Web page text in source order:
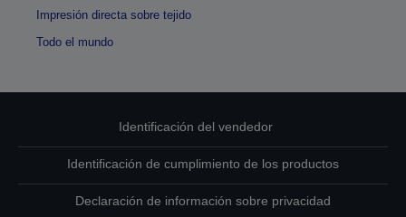
Impresión directa sobre tejido
Todo el mundo
Identificación del vendedor
Identificación de cumplimiento de los productos
Declaración de información sobre privacidad